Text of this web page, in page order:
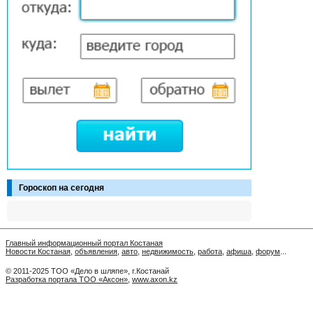
Гороскоп на сегодня
Главный информационный портал Костаная
Новости Костаная объявления авто недвижимость работа афиша форум
© 2011-2025 ТОО «Дело в шляпе», г.Костанай
Разработка портала ТОО «Аксон» www.axon.kz